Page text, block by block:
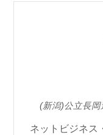
(新潟)公立長
ネットビジネス